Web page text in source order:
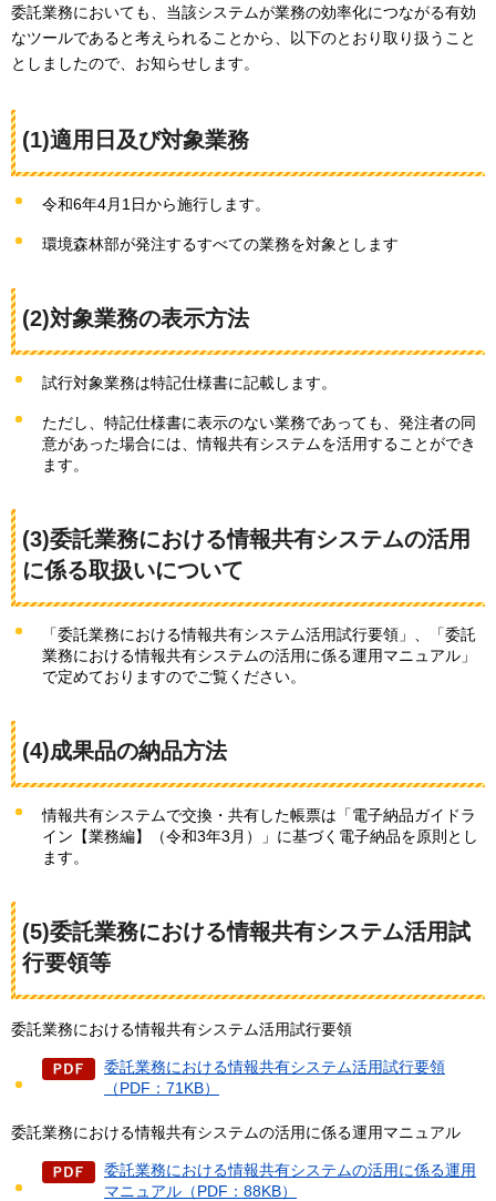
委託業務においても、当該システムが業務の効率化につながる有効
なツールであると考えられることから、以下のとおり取り扱うこと
としましたので、お知らせします。
(1)適用日及び対象業務
令和6年4月1日から施行します。
環境森林部が発注するすべての業務を対象とします
(2)対象業務の表示方法
試行対象業務は特記仕様書に記載します。
ただし、特記仕様書に表示のない業務であっても、発注者の同
意があった場合には、情報共有システムを活用することができ
ます。
(3)委託業務における情報共有システムの活用
に係る取扱いについて
「委託業務における情報共有システム活用試行要領」、「委託
業務における情報共有システムの活用に係る運用マニュアル」
で定めておりますのでご覧ください。
(4)成果品の納品方法
情報共有システムで交換・共有した帳票は「電子納品ガイドラ
イン【業務編】（令和3年3月）」に基づく電子納品を原則とし
ます。
(5)委託業務における情報共有システム活用試
行要領等
委託業務における情報共有システム活用試行要領
委託業務における情報共有システム活用試行要領
（PDF：71KB）
委託業務における情報共有システムの活用に係る運用マニュアル
委託業務における情報共有システムの活用に係る運用
マニュアル（PDF：88KB）